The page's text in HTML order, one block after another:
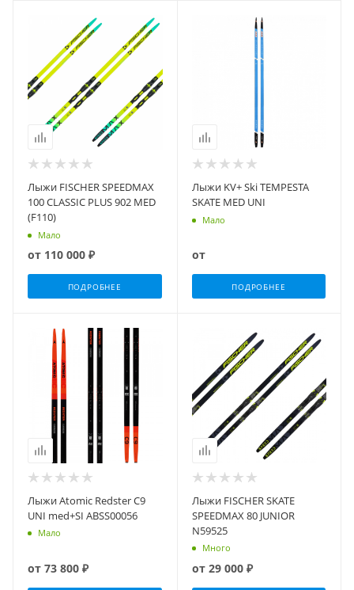
Лыжи FISCHER SPEEDMAX
100 CLASSIC PLUS 902 MED
(F110)
Мало
от 110 000 ₽
ПОДРОБНЕЕ
Лыжи KV+ Ski TEMPESTA
SKATE MED UNI
Мало
от
ПОДРОБНЕЕ
Лыжи Atomic Redster C9
UNI med+SI ABSS00056
Мало
от 73 800 ₽
Лыжи FISCHER SKATE
SPEEDMAX 80 JUNIOR
N59525
Много
от 29 000 ₽